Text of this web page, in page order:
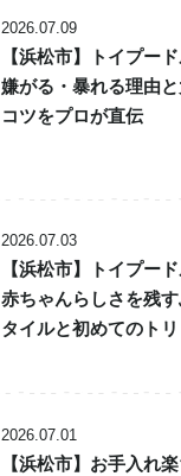
2026.07.09
【浜松市】トイプー
嫌がる・暴れる理由
コツをプロが直伝
2026.07.03
【浜松市】トイプー
赤ちゃんらしさを残
タイルと初めてのト
2026.07.01
【浜松市】お手入れ